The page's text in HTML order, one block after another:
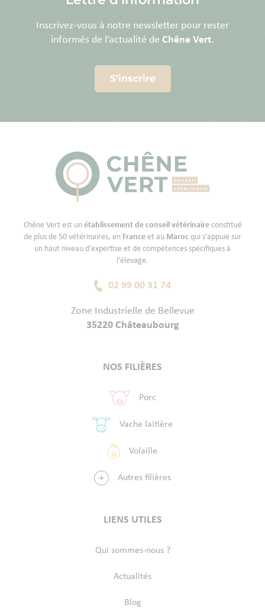
Inscrivez-vous à notre newsletter pour rester
informés de l’actualité de Chêne Vert.
S’inscrire
Chêne Vert est un établissement de conseil vétérinaireconstitué
de plus de 50 vétérinaires, en France et au Maroc qui s'appuie sur
un haut niveau d'expertise et de compétences spécifiques à
l'élevage.
02 99 00 31 74
Zone Industrielle de Bellevue
35220 Châteaubourg
NOS FILIÈRES
Porc
Vache laitière
Volaille
Autres filières
LIENS UTILES
Qui sommes-nous ?
Actualités
Blog